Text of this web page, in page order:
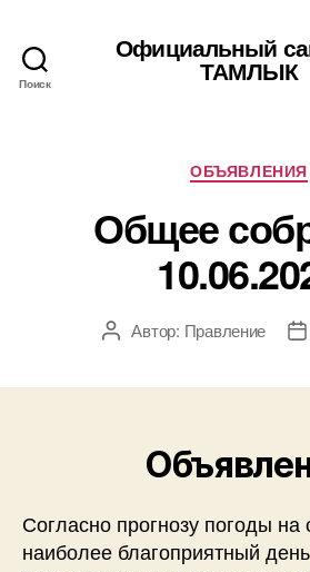
Поиск
Официальный
ТАМЛЫК
Рубрики
ОБЪЯВЛЕНИЯ
Общее
АвторАвтор: Правление
Согласно прогнозу погоды на
наиболее благоприятный